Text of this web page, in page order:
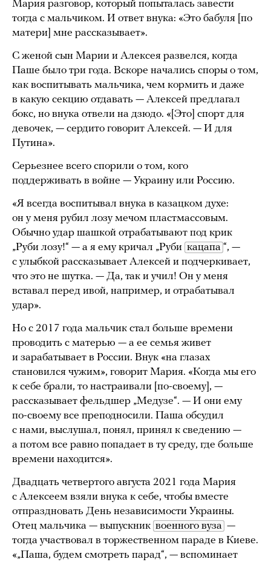
Мария разговор, который попыталась завести
тогда с мальчиком. И ответ внука: «Это бабуля [по
матери] мне рассказывает».
С женой сын Марии и Алексея развелся, когда
Паше было три года. Вскоре начались споры о том,
как воспитывать мальчика, чем кормить и даже
в какую секцию отдавать — Алексей предлагал
бокс, но внука отвели на дзюдо. «[Это] спорт для
девочек, — сердито говорит Алексей. — И для
Путина».
Серьезнее всего спорили о том, кого
поддерживать в войне — Украину или Россию.
«Я всегда воспитывал внука в казацком духе:
он у меня рубил лозу мечом пластмассовым.
Обычно удар шашкой отрабатывают под крик
„Руби лозу!“ — а я ему кричал „Руби кацапа “, —
с улыбкой рассказывает Алексей и подчеркивает,
что это не шутка. — Да, так и учил! Он у меня
вставал перед ивой, например, и отрабатывал
удар».
Но с 2017 года мальчик стал больше времени
проводить с матерью — а ее семья живет
и зарабатывает в России. Внук «на глазах
становился чужим», говорит Мария. «Когда мы его
к себе брали, то настраивали [по-своему], —
рассказывает фельдшер „Медузе“. — И они ему
по-своему все преподносили. Паша обсудил
с нами, выслушал, понял, принял к сведению —
а потом все равно попадает в ту среду, где больше
времени находится».
Двадцать четвертого августа 2021 года Мария
с Алексеем взяли внука к себе, чтобы вместе
отпраздновать День независимости Украины.
Отец мальчика — выпускник военного вуза —
тогда участвовал в торжественном параде в Киеве.
«„Паша, будем смотреть парад“, — вспоминает